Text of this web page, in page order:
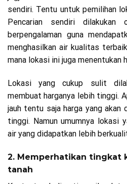
sendiri. Tentu untuk pemilihan
Pencarian sendiri
berpengalaman guna
menghasilkan air kualitas
mana lokasi ini juga menentukan
Lokasi yang cukup sulit
membuat harganya lebih tinggi.
jauh tentu saja harga yang akan
tinggi. Namun umumnya lokasi
air yang didapatkan lebih
2. Memperhatikan tingkat
tanah